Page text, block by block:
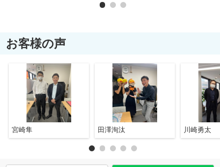
お客様の声
宮崎隼 田澤洵汰 川崎勇太